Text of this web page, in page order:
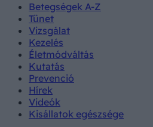
Betegségek A-Z
Tünet
Vizsgálat
Kezelés
Életmódváltás
Kutatás
Prevenció
Hírek
Videók
Kisállatok egészsége